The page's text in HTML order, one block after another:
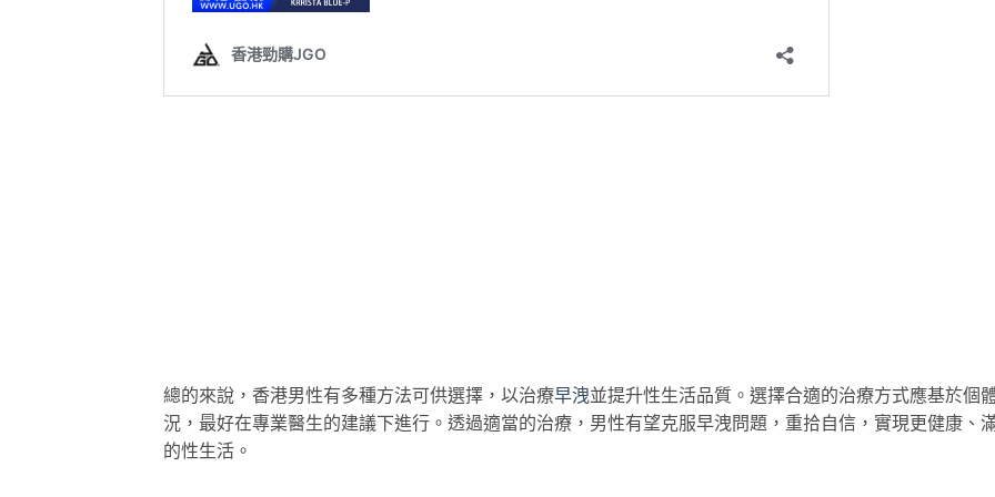
總的來說，香港男性有多種方法可供選擇，以治療早洩並提升性生活品質。選擇合適的治療方式應基於個
況，最好在專業醫生的建議下進行。透過適當的治療，男性有望克服早洩問題，重拾自信，實現更健康、
的性生活。